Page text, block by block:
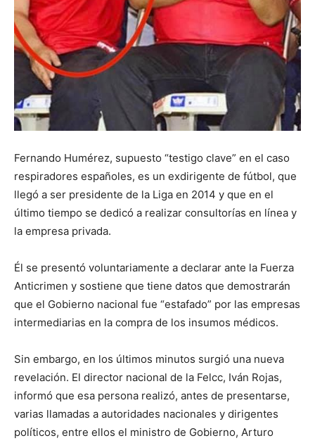
Fernando Humérez, supuesto “testigo clave” en el caso
respiradores españoles, es un exdirigente de fútbol, que
llegó a ser presidente de la Liga en 2014 y que en el
último tiempo se dedicó a realizar consultorías en línea y
la empresa privada.
Él se presentó voluntariamente a declarar ante la Fuerza
Anticrimen y sostiene que tiene datos que demostrarán
que el Gobierno nacional fue “estafado” por las empresas
intermediarias en la compra de los insumos médicos.
Sin embargo, en los últimos minutos surgió una nueva
revelación. El director nacional de la Felcc, Iván Rojas,
informó que esa persona realizó, antes de presentarse,
varias llamadas a autoridades nacionales y dirigentes
políticos, entre ellos el ministro de Gobierno, Arturo